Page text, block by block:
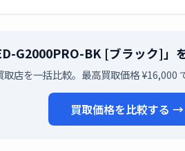
G2000PRO-BK [ブラック]」
取店を一括比較。最高買取価格 ¥16,000
買取価格を比較する →